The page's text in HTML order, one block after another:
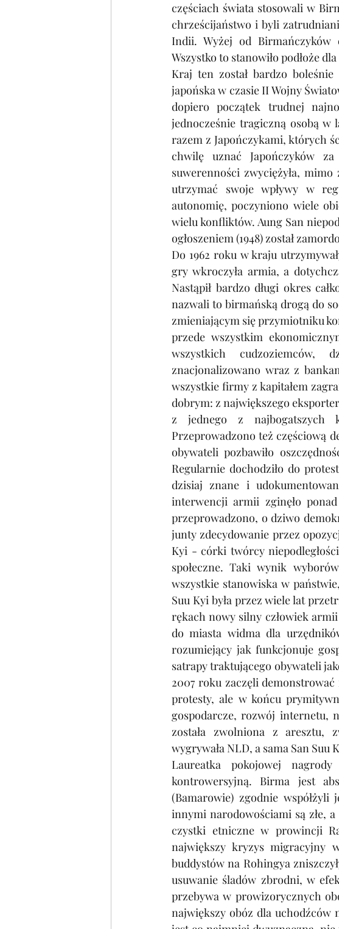
częściach świata stosowali w
chrześcijaństwo i byli
Indii. Wyżej od Birmańczyków
Wszystko to stanowiło podłoże
Kraj ten został bardzo
japońska w czasie II Wojny
dopiero początek trudnej
jednocześnie tragiczną osobą w
razem z Japończykami, których
chwilę uznać Japończyków
suwerenności zwyciężyła,
utrzymać swoje wpływy w
autonomię, poczyniono wiele
wielu konfliktów. Aung San
ogłoszeniem (1948) został
Do 1962 roku w kraju
gry wkroczyła armia, a
Nastąpił bardzo długi okres
nazwali to birmańską drogą do
zmieniającym się przymiotniku
przede wszystkim
wszystkich cudzoziemców,
znacjonalizowano wraz z
wszystkie firmy z kapitałem
dobrym: z największego
z jednego z najbogatszych
Przeprowadzono też częściową
obywateli pozbawiło
Regularnie dochodziło do
dzisiaj znane i
interwencji armii zginęło
przeprowadzono, o dziwo
junty zdecydowanie przez
Kyi - córki twórcy
społeczne. Taki wynik
wszystkie stanowiska w
Suu Kyi była przez wiele lat
rękach nowy silny człowiek
do miasta widma dla
rozumiejący jak funkcjonuje
satrapy traktującego obywateli
2007 roku zaczęli
protesty, ale w końcu
gospodarcze, rozwój internetu,
została zwolniona z aresztu,
wygrywała NLD, a sama San Suu
Laureatka pokojowej
kontrowersyjną. Birma jest
(Bamarowie) zgodnie
innymi narodowościami są złe, a
czystki etniczne w prowincji
największy kryzys migracyjny
buddystów na Rohingya
usuwanie śladów zbrodni, w
przebywa w prowizorycznych
największy obóz dla uchodźców